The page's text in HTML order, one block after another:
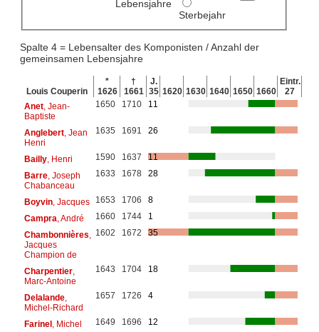
Lebensjahre
Sterbejahr
Spalte 4 = Lebensalter des Komponisten / Anzahl der
gemeinsamen Lebensjahre
Louis Couperin
*
1626
†
1661
J.
35 1620 1630 1640 1650 1660
Eintr.
27
Anet, Jean-
Baptiste
1650 1710 11
Anglebert, Jean
Henri
1635 1691 26
Bailly, Henri 1590 1637
11
Barre, Joseph
Chabanceau
1633 1678 28
Boyvin, Jacques 1653 1706
8
Campra , André 1660 1744
1
Chambonnières
Jacques
Champion de
1602 1672 35
Charpentier,
Marc-Antoine
1643 1704 18
Delalande,
Michel-Richard
1657 1726 4
Farinel, Michel 1649 1696
12